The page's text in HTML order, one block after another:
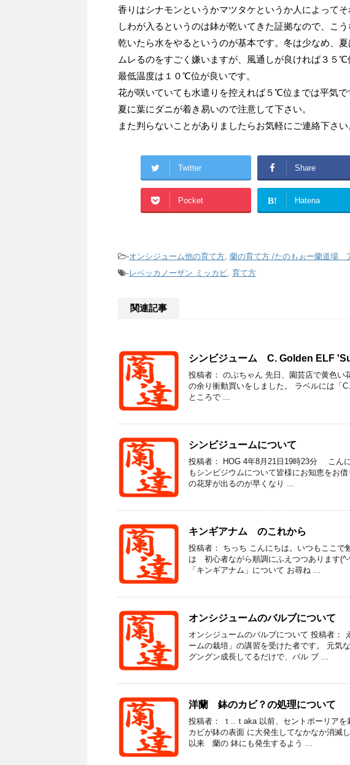
香りはシナモンというかマツタケというか人によってそ
しわが入るというのは鉢が乾いてきた証拠なので、こ
乾いたら水をやるというのが基本です。冬は少なめ、夏
ムレるのをすごく嫌いますが、風通しが良ければ３５℃
最低温度は１０℃位が良いです。
花が咲いていても水遣りを控えれば５℃位までは平気で
夏に葉にダニが着き易いので注意して下さい。
また判らないことがありましたらお気軽にご連絡下さい
Twitter Share
Pocket B! Hatena
-オンシジューム他の育て方, 蘭の育て方 /たのもぉー蘭道場
-レベッカノーザン ミッカビ, 育て方
関連記事
シンビジューム C. Golden ELF
投稿者： のぶちゃん 先日、園芸店で黄色い
の余り衝動買いをしました。 ラベルには「
ところで ...
シンビジュームについて
投稿者： HOG 4年8月21日19時23分 こん
もシンビジウムについて皆様にお知恵をお
の花芽が出るのが早くなり ...
キンギアナム のこれから
投稿者： ちっち こんにちは。いつもここで
は 初心者ながら順調にふえつつあります
「キンギアナム」について お尋ね ...
オンシジュームのバルブについて
オンシジュームのバルブについて 投稿者：
ームの栽培」の講習を受けた者です。 元気
グングン成長してるだけで、バル ブ ...
洋蘭 鉢のカビ？の処理について
投稿者： ｔ..ｔaka 以前、セントポーリア
カビが鉢の表面 に大発生してなかなか消滅
以来 蘭の 鉢にも発生するよう ...